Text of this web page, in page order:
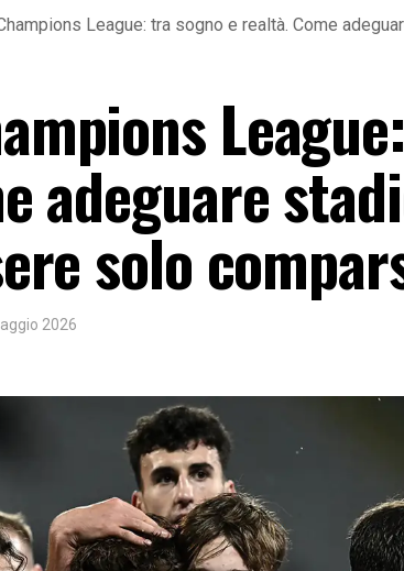
League: tra sogno e realtà. Come
adeguare
solo
2026